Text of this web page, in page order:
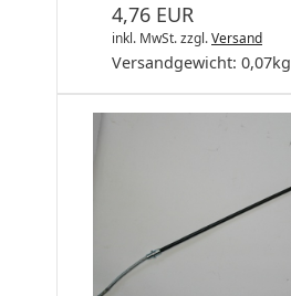
4,76 EUR
inkl. MwSt.zzgl.Versand
Versandgewicht: 0,07kg